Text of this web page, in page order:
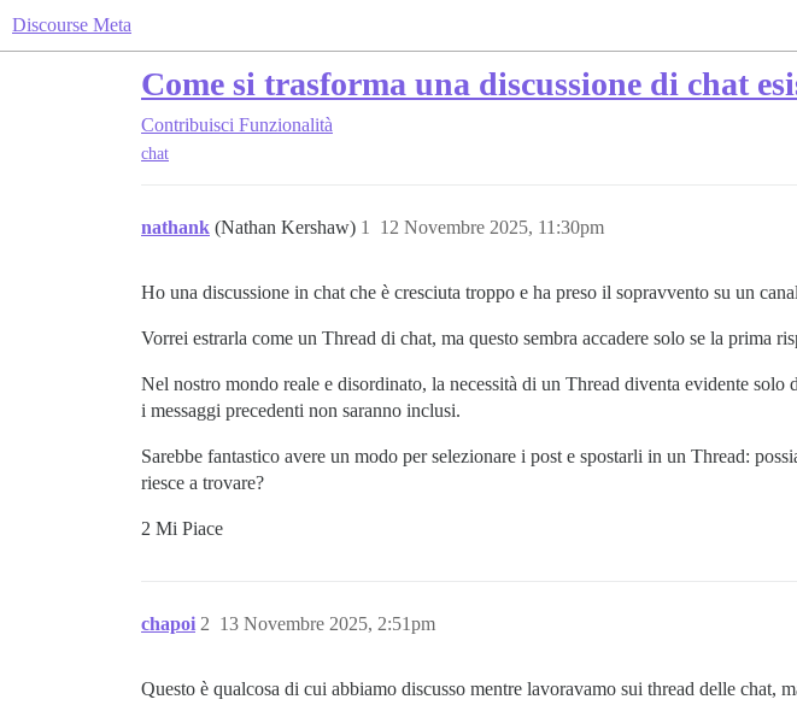
Discourse Meta
Come si trasforma una discussione di chat
Contribuisci Funzionalità
chat
nathank (Nathan Kershaw) 12 Novembre 2025, 11:30pm
1
Ho una discussione in chat che è cresciuta troppo e ha preso il sopravvento su un
Vorrei estrarla come un Thread di chat, ma questo sembra accadere solo se la prima
Nel nostro mondo reale e disordinato, la necessità di un Thread diventa evidente
i messaggi precedenti non saranno inclusi.
Sarebbe fantastico avere un modo per selezionare i post e spostarli in un Thread:
riesce a trovare?
2 Mi Piace
chapoi 13 Novembre 2025, 2:51pm
2
Questo è qualcosa di cui abbiamo discusso mentre lavoravamo sui thread delle chat,